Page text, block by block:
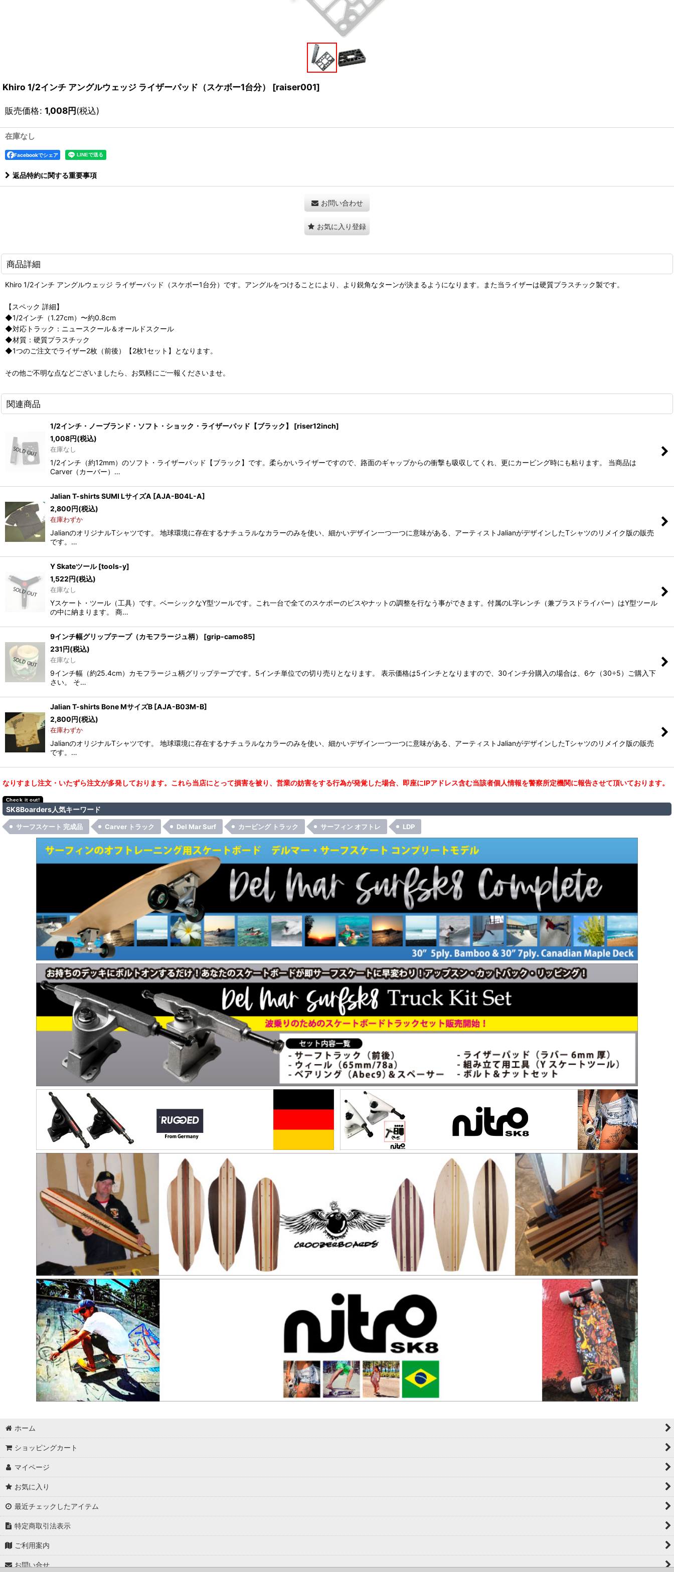
Khiro 1/2インチ アングルウェッジ ライザーパッド（スケボー1台分） [raiser001]
販売価格: 1,008円(税込)
在庫なし
Facebookでシェア
返品特約に関する重要事項
お問い合わせ
お気に入り登録
商品詳細
Khiro 1/2インチ アングルウェッジ ライザーパッド（スケボー1台分）です。アングルをつけることにより、より鋭角なターンが決まるようになります。また当ライザーは硬質プラスチック製です。
【スペック 詳細】
◆1/2インチ（1.27cm）〜約0.8cm
◆対応トラック：ニュースクール＆オールドスクール
◆材質：硬質プラスチック
◆1つのご注文でライザー2枚（前後）【2枚1セット】となります。
その他ご不明な点などございましたら、お気軽にご一報くださいませ。
関連商品
1/2インチ・ノーブランド・ソフト・ショック・ライザーパッド【ブラック】 [riser12inch]
1,008円(税込)
在庫なし
1/2インチ（約12mm）のソフト・ライザーパッド【ブラック】です。柔らかいライザーですので、路面のギャップからの衝撃も吸収してくれ、更にカービング時にも粘ります。 当商品は
Carver（カーバー）…
Jalian T-shirts SUMI LサイズA [AJA-B04L-A]
2,800円(税込)
在庫わずか
JalianのオリジナルTシャツです。 地球環境に存在するナチュラルなカラーのみを使い、細かいデザイン一つ一つに意味がある、アーティストJalianがデザインしたTシャツのリメイク版の販売
です。…
Y Skateツール [tools-y]
1,522円(税込)
在庫なし
Yスケート・ツール（工具）です。ベーシックなY型ツールです。これ一台で全てのスケボーのビスやナットの調整を行なう事ができます。付属のL字レンチ（兼プラスドライバー）はY型ツール
の中に納まります。 商…
9インチ幅グリップテープ（カモフラージュ柄） [grip-camo85]
231円(税込)
在庫なし
9インチ幅（約25.4cm）カモフラージュ柄グリップテープです。5インチ単位での切り売りとなります。 表示価格は5インチとなりますので、30インチ分購入の場合は、6ケ（30÷5）ご購入下
さい。 そ…
Jalian T-shirts Bone MサイズB [AJA-B03M-B]
2,800円(税込)
在庫わずか
JalianのオリジナルTシャツです。 地球環境に存在するナチュラルなカラーのみを使い、細かいデザイン一つ一つに意味がある、アーティストJalianがデザインしたTシャツのリメイク版の販売
です。…
なりすまし注文・いたずら注文が多発しております。これら当店にとって損害を被り、営業の妨害をする行為が発覚した場合、即座にIPアドレス含む当該者個人情報を警察所定機関に報告させて頂いております。
SK8Boarders人気キーワード
サーフスケート 完成品 Carver トラック Del Mar Surf カービング トラック サーフィン オフトレ LDP
ホーム
ショッピングカート
マイページ
お気に入り
最近チェックしたアイテム
特定商取引法表示
ご利用案内
お問い合せ